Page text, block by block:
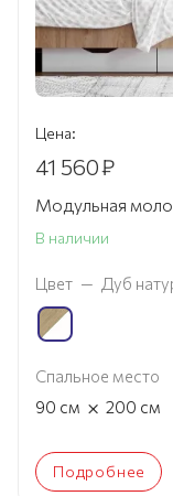
Цена:
41 560₽
Модульная
В наличии
Цвет — Дуб
Спальное место
90 см × 200 см
Подробнее